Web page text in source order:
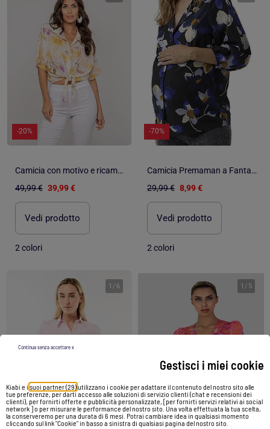
Gestisci i miei cookie
Kiabi e i suoi partner (29)utilizzano i cookie per adattare il contenuto del nostro sito alle
tue preferenze, per darti accesso alle soluzioni di servizio clienti (chat e recensioni dei
clienti), per fornirti offerte e pubblicità personalizzate, [per fornirti servizi relativi ai social
network ] o per misurare le performance del nostro sito. Una volta effettuata la tua scelta,
la conserveremo per una durata di 6 mesi. Potrai cambiare idea in qualsiasi momento
cliccando sul link "Cookie" in basso a sinistra di qualsiasi pagina del nostro sito.
Continua senza accettare x
-20%
Camicia con motivo e ricamo OWANIE
49,99 € 39,99 €
Vedi prodotto
2 colori
-70%
Camicia Premaman a Fantasia Vero Moda
29,99 € 8,99 €
Vedi prodotto
2 colori
1 / 6 1 / 5
-71%